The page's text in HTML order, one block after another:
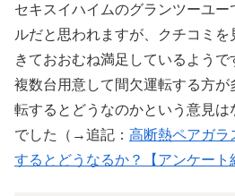
セキスイハイムのグランツーユ
ルだと思われますが、クチコミ
きておおむね満足しているよう
複数台用意して間欠運転する方
転するとどうなのかという意見
でした（→追記： 高断熱ペアガラ
するとどうなるか？【アンケート